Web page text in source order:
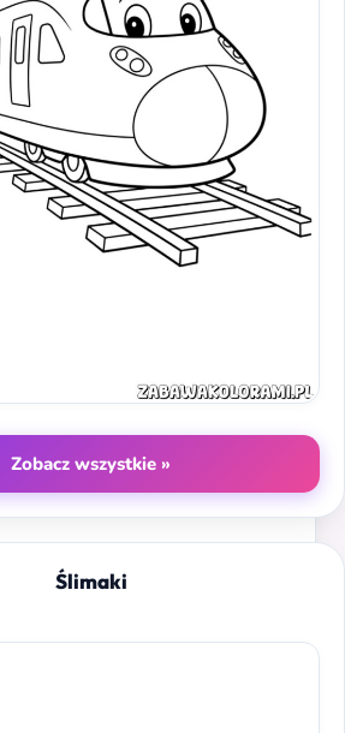
Zobacz wszystkie »
Ślimaki